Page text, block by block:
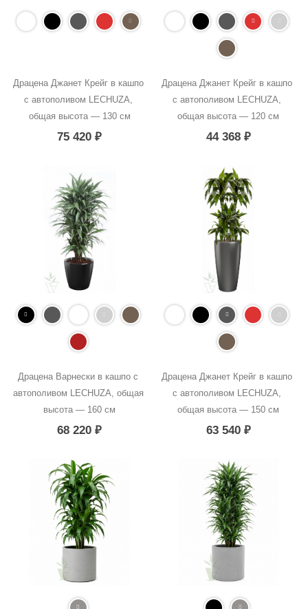
Драцена Джанет Крейг в кашпо
с автополивом LECHUZA,
общая высота — 130 см
75 420₽
Драцена Джанет Крейг в кашпо
с автополивом LECHUZA,
общая высота — 120 см
44 368 ₽
Драцена Варнески в кашпо с
автополивом LECHUZA, общая
высота — 160 см
68 220₽
Драцена Джанет Крейг в кашпо
с автополивом LECHUZA,
общая высота — 150 см
63 540 ₽